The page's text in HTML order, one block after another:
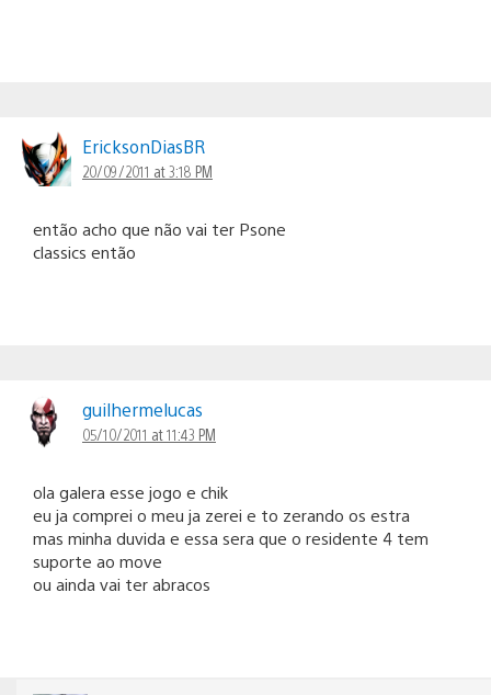
EricksonDiasBR
20/09/2011 at 3:18 PM
então acho que não vai ter Psone
classics então
guilhermelucas
05/10/2011 at 11:43 PM
ola galera esse jogo e chik
eu ja comprei o meu ja zerei e to zerando os estra
mas minha duvida e essa sera que o residente 4 tem
suporte ao move
ou ainda vai ter abracos